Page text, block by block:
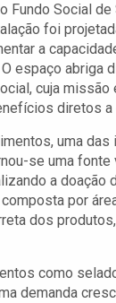
Fundo Social
foi
a
espaço abriga
cuja
diretos a
uma
se uma
a doação
por
dos
como
demanda